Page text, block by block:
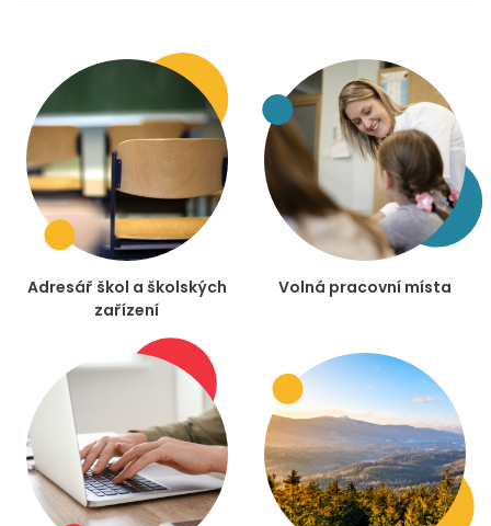
Adresář škol a školských
zařízení
Volná pracovní místa